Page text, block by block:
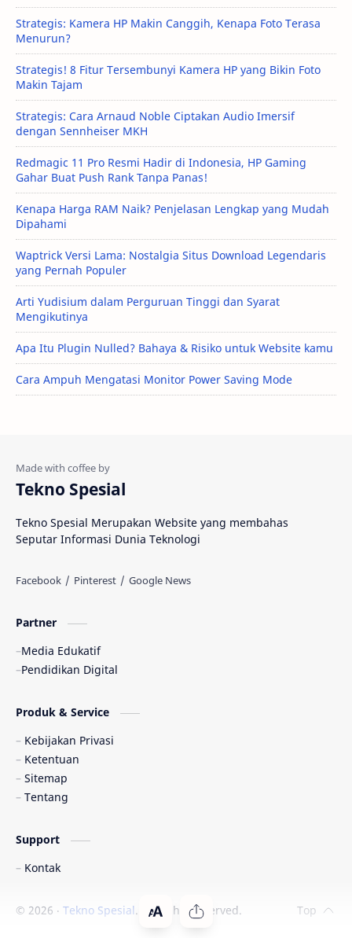
Strategis: Kamera HP Makin Canggih, Kenapa Foto Terasa
Menurun?
Strategis! 8 Fitur Tersembunyi Kamera HP yang Bikin Foto
Makin Tajam
Strategis: Cara Arnaud Noble Ciptakan Audio Imersif
dengan Sennheiser MKH
Redmagic 11 Pro Resmi Hadir di Indonesia, HP Gaming
Gahar Buat Push Rank Tanpa Panas!
Kenapa Harga RAM Naik? Penjelasan Lengkap yang Mudah
Dipahami
Waptrick Versi Lama: Nostalgia Situs Download Legendaris
yang Pernah Populer
Arti Yudisium dalam Perguruan Tinggi dan Syarat
Mengikutinya
Apa Itu Plugin Nulled? Bahaya & Risiko untuk Website kamu
Cara Ampuh Mengatasi Monitor Power Saving Mode
Tekno Spesial
Tekno Spesial Merupakan Website yang membahas
Seputar Informasi Dunia Teknologi
Partner
Media Edukatif
Pendidikan Digital
Produk & Service
Kebijakan Privasi
Ketentuan
Sitemap
Tentang
Support
Kontak
© 2026 ‧ Tekno Spesial. All rights reserved.